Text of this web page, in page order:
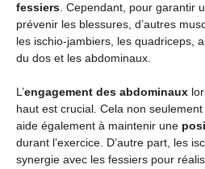
fessiers . Cependant, pour garantir
prévenir les blessures, d’autres
les ischio-jambiers, les quadriceps,
du dos et les abdominaux.
L’engagement des abdominaux
haut est crucial. Cela non
aide également à maintenir une
durant l’exercice. D’autre part, les
synergie avec les fessiers pour